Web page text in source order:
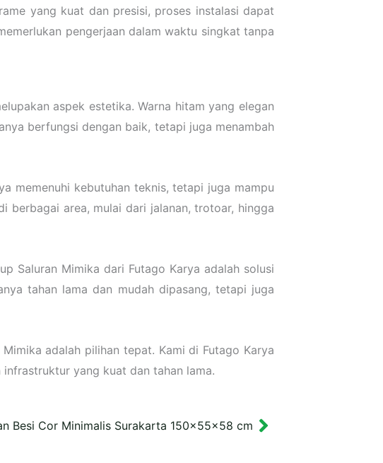
yang kuat dan presisi, proses instalasi dapat
pengerjaan dalam waktu singkat tanpa
aspek estetika. Warna hitam yang elegan
berfungsi dengan baik, tetapi juga menambah
memenuhi kebutuhan teknis, tetapi juga mampu
berbagai area, mulai dari jalanan, trotoar, hingga
Saluran Mimika dari Futago Karya adalah solusi
tahan lama dan mudah dipasang, tetapi juga
adalah pilihan tepat. Kami di Futago Karya
yang kuat dan tahan lama.
Besi Cor Minimalis Surakarta 150x55x58 cm Next